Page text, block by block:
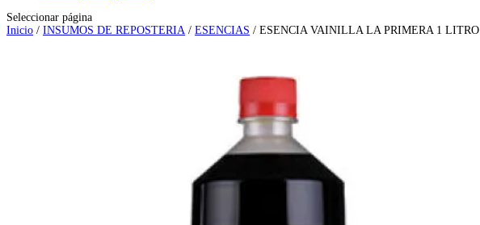
Seleccionar página
Inicio / INSUMOS DE REPOSTERIA / ESENCIAS / ESENCIA VAINILLA LA PRIMERA 1 LITRO